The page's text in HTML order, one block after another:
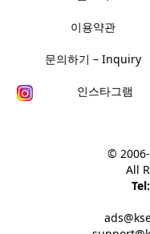
이용약관
문의하기 – Inquiry
인스타그램
©
All
Tel: